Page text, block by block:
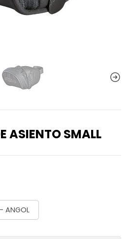
ASIENTO SMALL
ANGOL